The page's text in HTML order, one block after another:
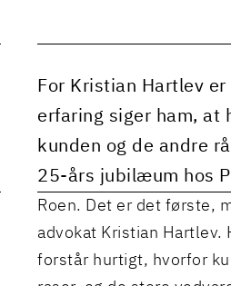
For Kristian Hartlev
erfaring siger ham, at
kunden og de andre
25-års jubilæum hos
Roen. Det er det første,
advokat Kristian
forstår hurtigt, hvorfor